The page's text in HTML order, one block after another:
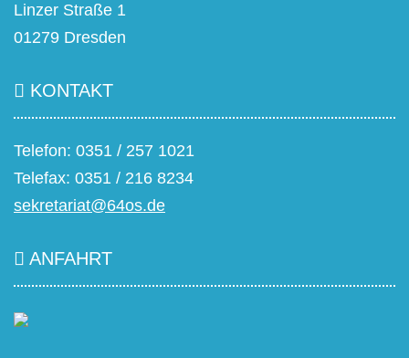
Linzer Straße 1
01279 Dresden
KONTAKT
Telefon: 0351 / 257 1021
Telefax: 0351 / 216 8234
sekretariat@64os.de
ANFAHRT